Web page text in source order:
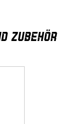
ZUBEHÖR